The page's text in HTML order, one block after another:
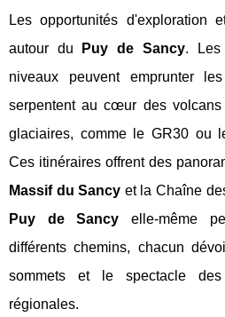
Les opportunités d'exploration
autour du
Puy de Sancy. Les
niveaux peuvent emprunter
serpentent au cœur des
glaciaires, comme le GR30 ou
Ces itinéraires offrent des
Massif du Sancy et la Chaîne
Puy de Sancy elle-même
différents chemins, chacun
sommets et le spectacle des
régionales.